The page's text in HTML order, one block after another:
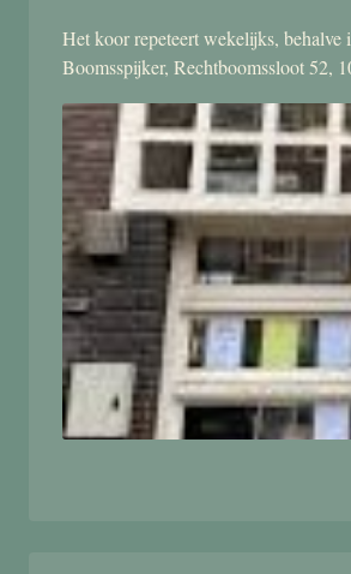
Het koor repeteert wekelijks,
Boomsspijker, Rechtboomssloot 52,